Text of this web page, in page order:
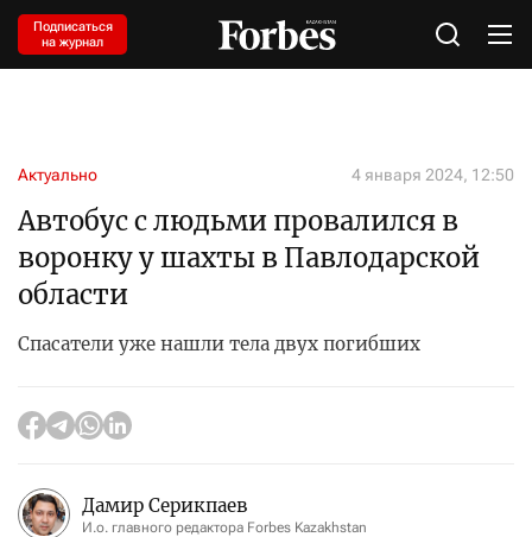
Подписаться
на журнал
Актуально 4 января 2024, 12:50
Автобус с людьми провалился в
воронку у шахты в Павлодарской
области
Спасатели уже нашли тела двух погибших
Дамир Серикпаев
И.о. главного редактора Forbes Kazakhstan